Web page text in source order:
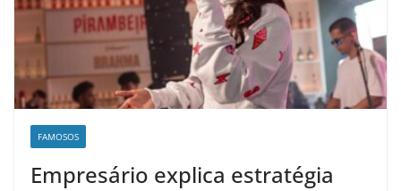
FAMOSOS
Empresário explica estratégia